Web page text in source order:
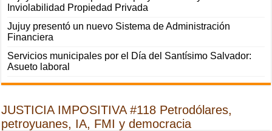
Inviolabilidad Propiedad Privada
Jujuy presentó un nuevo Sistema de Administración
Financiera
Servicios municipales por el Día del Santísimo Salvador:
Asueto laboral
JUSTICIA IMPOSITIVA #118 Petrodólares,
petroyuanes, IA, FMI y democracia